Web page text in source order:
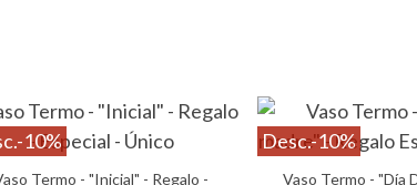
-10%
Añadir Al Carrito
Termo - "Inicial" - Regalo -
Desc.-10%
Añadir Al Carrito
Vaso Termo - "Día